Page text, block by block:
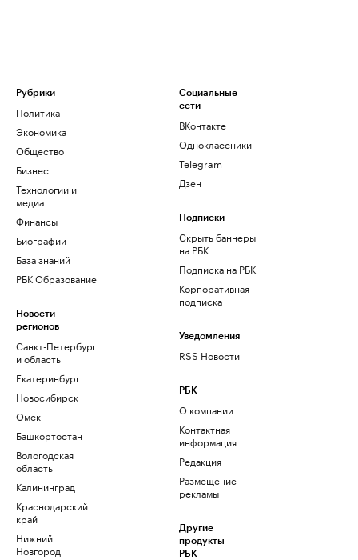
Рубрики
Политика
Экономика
Общество
Бизнес
Технологии и
медиа
Финансы
Биографии
База знаний
РБК Образование
Новости
регионов
Санкт-Петербург
и область
Екатеринбург
Новосибирск
Омск
Башкортостан
Вологодская
область
Калининград
Краснодарский
край
Нижний
Новгород
Социальные
сети
ВКонтакте
Одноклассники
Telegram
Дзен
Подписки
Скрыть баннеры
на РБК
Подписка на РБК
Корпоративная
подписка
Уведомления
RSS Новости
РБК
О компании
Контактная
информация
Редакция
Размещение
рекламы
Другие
продукты
РБК